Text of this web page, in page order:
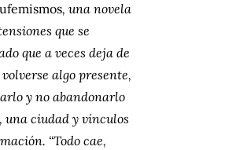
, una novela
que se
que a veces deja de
algo presente,
y no abandonarlo
una ciudad y vínculos
“Todo cae,